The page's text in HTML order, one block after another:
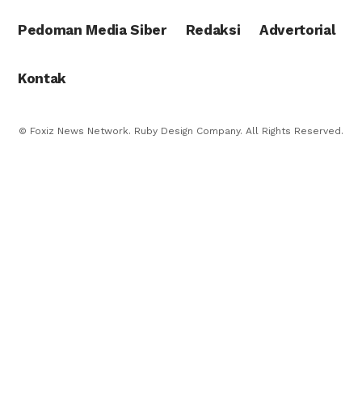
Pedoman Media Siber Redaksi Advertorial
Kontak
© Foxiz News Network. Ruby Design Company. All Rights Reserved.